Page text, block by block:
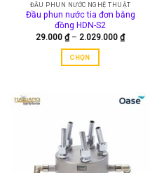
ĐẦU PHUN NƯỚC NGHỆ THUẬT
Đầu phun nước tia đơn bằng
đồng HDN-S2
29.000 ₫ – 2.029.000 ₫Khoảng
CHỌN
nhiều
biến
thể.
Các